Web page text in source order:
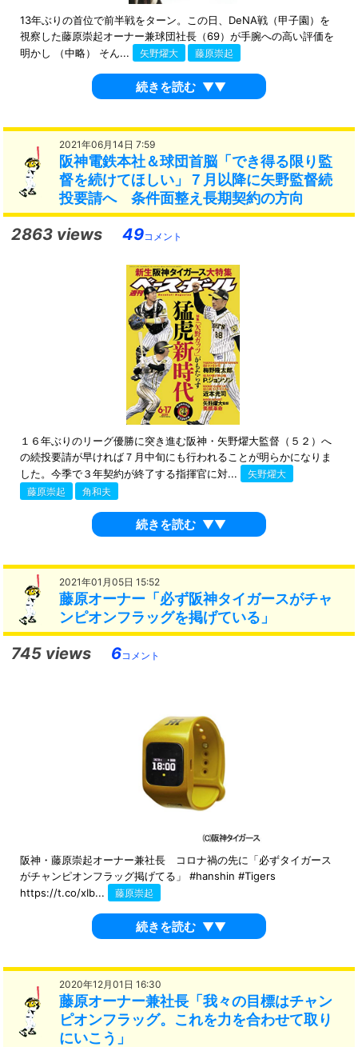
13年ぶりの首位で前半戦をターン。この日、DeNA戦（甲子園）を
視察した藤原崇起オーナー兼球団社長（69）が手腕への高い評価を
明かし （中略） そん...
矢野燿大 藤原崇起
続きを読む ▼▼
2021年06月14日 7:59
阪神電鉄本社＆球団首脳「でき得る限り監
督を続けてほしい」７月以降に矢野監督続
投要請へ 条件面整え長期契約の方向
2863 views 49コメント
１６年ぶりのリーグ優勝に突き進む阪神・矢野燿大監督（５２）へ
の続投要請が早ければ７月中旬にも行われることが明らかになりま
した。今季で３年契約が終了する指揮官に対...
矢野燿大
藤原崇起
角和夫
続きを読む ▼▼
2021年01月05日 15:52
藤原オーナー「必ず阪神タイガースがチャ
ンピオンフラッグを掲げている」
745 views 6コメント
阪神・藤原崇起オーナー兼社長 コロナ禍の先に「必ずタイガース
がチャンピオンフラッグ掲げてる」 #hanshin #Tigers
https://t.co/xIb...
藤原崇起
続きを読む ▼▼
2020年12月01日 16:30
藤原オーナー兼社長「我々の目標はチャン
ピオンフラッグ。これを力を合わせて取り
にいこう」